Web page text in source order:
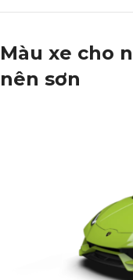
Màu xe cho
nên sơn